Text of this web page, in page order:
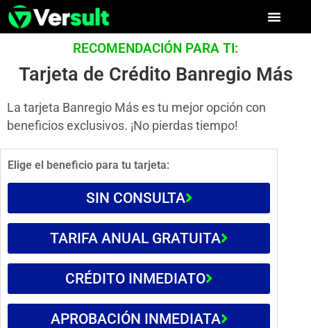
RECOMENDACIÓN PARA TI:
Tarjeta de Crédito Banregio Más
La tarjeta Banregio Más es tu mejor opción con
beneficios exclusivos. ¡No pierdas tiempo!
Elige el beneficio para tu tarjeta:
SIN CONSULTA
TARIFA ANUAL GRATUITA
CRÉDITO INMEDIATO
APROBACIÓN INMEDIATA